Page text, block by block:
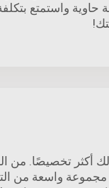
واستمتع
أكثر تخصيصًا. من
مجموعة واسعة من